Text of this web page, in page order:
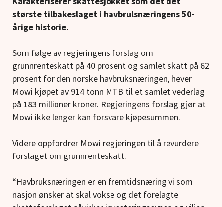
største tilbakeslaget i havbrulsnæringens 50-
årige historie.
Som følge av regjeringens forslag om
grunnrenteskatt på 40 prosent og samlet skatt på 62
prosent for den norske havbruksnæringen, hever
Mowi kjøpet av 914 tonn MTB til et samlet vederlag
på 183 millioner kroner. Regjeringens forslag gjør at
Mowi ikke lenger kan forsvare kjøpesummen.
Videre oppfordrer Mowi regjeringen til å revurdere
forslaget om grunnrenteskatt.
“Havbruksnæringen er en fremtidsnæring vi som
nasjon ønsker at skal vokse og det forelagte